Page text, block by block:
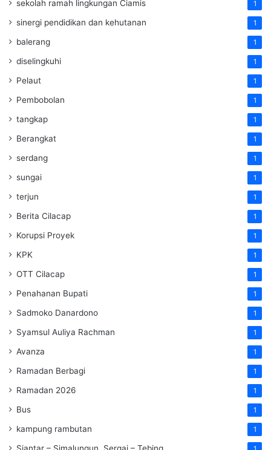
sekolah ramah lingkungan Ciamis 1
sinergi pendidikan dan kehutanan 1
balerang 1
diselingkuhi 1
Pelaut 1
Pembobolan 1
tangkap 1
Berangkat 1
serdang 1
sungai 1
terjun 1
Berita Cilacap 1
Korupsi Proyek 1
KPK 1
OTT Cilacap 1
Penahanan Bupati 1
Sadmoko Danardono 1
Syamsul Auliya Rachman 1
Avanza 1
Ramadan Berbagi 1
Ramadan 2026 1
Bus 1
kampung rambutan 1